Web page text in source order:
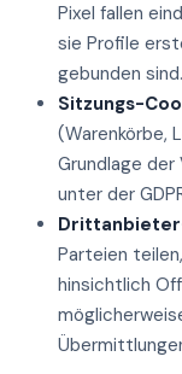
Pixel fallen
sie Profile
gebunden sind.
Sitzungs-
(Warenkörbe,
Grundlage der
unter der
Parteien
hinsichtlich